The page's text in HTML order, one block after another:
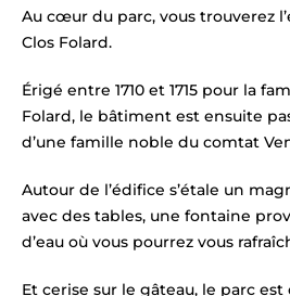
Au cœur du parc, vous trouverez
Clos Folard.
Érigé entre 1710 et 1715 pour la
Folard, le bâtiment est ensuite
d’une famille noble du comtat
Autour de l’édifice s’étale un
avec des tables, une fontaine
d’eau où vous pourrez vous
Et cerise sur le gâteau, le parc